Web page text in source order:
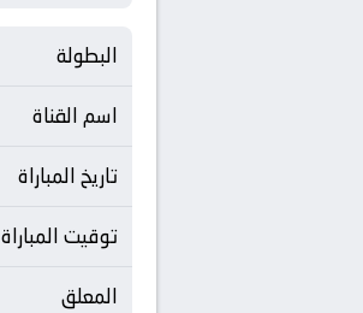
البطولة
اسم القناة
تاريخ المباراة
توقيت المباراة
المعلق